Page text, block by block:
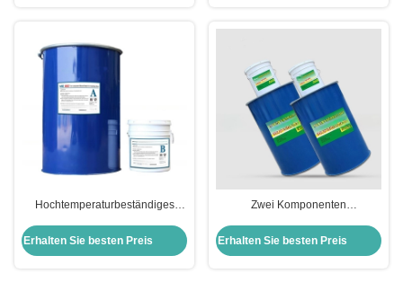
Hochtemperaturbeständiges
Isolierglas mit Doppelverglasung
Erhalten Sie besten Preis
Zwei Komponenten
Struktursilikondichtungsmittel mit
modernem schwarz-weißem
Erhalten Sie besten Preis